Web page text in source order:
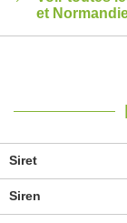
et
Siret
Siren